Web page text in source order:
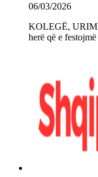
06/03/2026
KOLEGË,
herë që e